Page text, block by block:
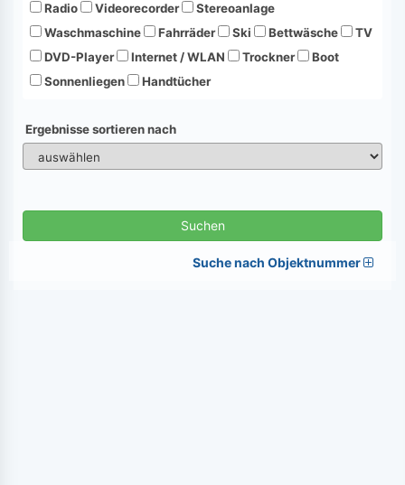
Radio
Videorecorder
Stereoanlage
Waschmaschine
Fahrräder Ski Bettwäsche
TV
DVD-Player
Internet / WLAN Trockner
Boot
Sonnenliegen
Handtücher
Ergebnisse sortieren nach
Suchen
Suche nach Objektnummer